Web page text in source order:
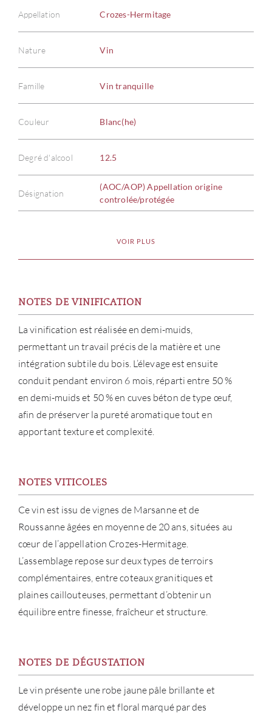
Appellation Crozes-Hermitage
Nature Vin
Famille Vin tranquille
Couleur Blanc(he)
Degré d'alcool 12.5
Désignation
(AOC/AOP) Appellation origine
controlée/protégée
VOIR PLUS
NOTES DE VINIFICATION
La vinification est réalisée en demi-muids,
permettant un travail précis de la matière et une
intégration subtile du bois. L’élevage est ensuite
conduit pendant environ 6 mois, réparti entre 50 %
en demi-muids et 50 % en cuves béton de type œuf,
afin de préserver la pureté aromatique tout en
apportant texture et complexité.
NOTES VITICOLES
Ce vin est issu de vignes de Marsanne et de
Roussanne âgées en moyenne de 20 ans, situées au
cœur de l’appellation Crozes-Hermitage.
L’assemblage repose sur deux types de terroirs
complémentaires, entre coteaux granitiques et
plaines caillouteuses, permettant d’obtenir un
équilibre entre finesse, fraîcheur et structure.
NOTES DE DÉGUSTATION
Le vin présente une robe jaune pâle brillante et
développe un nez fin et floral marqué par des